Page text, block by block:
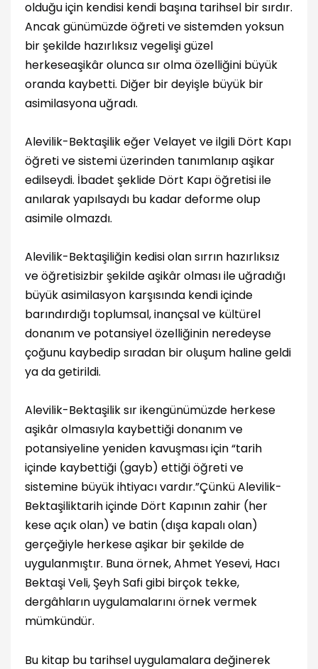
olduğu için kendisi kendi başına tarihsel bir sırdır.
Ancak günümüzde öğreti ve sistemden yoksun
bir şekilde hazırlıksız vegelişi güzel
herkeseaşikâr olunca sır olma özelliğini büyük
oranda kaybetti. Diğer bir deyişle büyük bir
asimilasyona uğradı.
Alevilik-Bektaşilik eğer Velayet ve ilgili Dört Kapı
öğreti ve sistemi üzerinden tanımlanıp aşikar
edilseydi. İbadet şeklide Dört Kapı öğretisi ile
anılarak yapılsaydı bu kadar deforme olup
asimile olmazdı.
Alevilik-Bektaşiliğin kedisi olan sırrın hazırlıksız
ve öğretisizbir şekilde aşikâr olması ile uğradığı
büyük asimilasyon karşısında kendi içinde
barındırdığı toplumsal, inançsal ve kültürel
donanım ve potansiyel özelliğinin neredeyse
çoğunu kaybedip sıradan bir oluşum haline geldi
ya da getirildi.
Alevilik-Bektaşilik sır ikengünümüzde herkese
aşikâr olmasıyla kaybettiği donanım ve
potansiyeline yeniden kavuşması için “tarih
içinde kaybettiği (gayb) ettiği öğreti ve
sistemine büyük ihtiyacı vardır.”Çünkü Alevilik-
Bektaşiliktarih içinde Dört Kapının zahir (her
kese açık olan) ve batin (dışa kapalı olan)
gerçeğiyle herkese aşikar bir şekilde de
uygulanmıştır. Buna örnek, Ahmet Yesevi, Hacı
Bektaşi Veli, Şeyh Safi gibi birçok tekke,
dergâhların uygulamalarını örnek vermek
mümkündür.
Bu kitap bu tarihsel uygulamalara değinerek